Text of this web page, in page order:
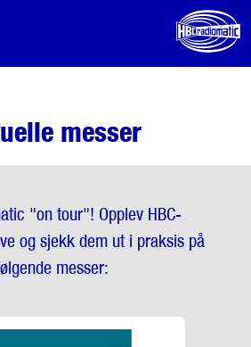
messer
"on tour"! Opplev HBC-
og sjekk dem ut i praksis på
messer: